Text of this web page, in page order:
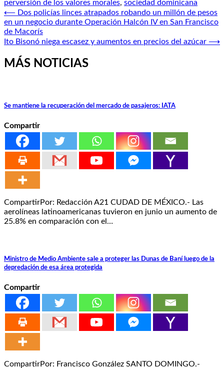
perversión de los valores morales, sociedad dominicana
Navegación
de
entradas
⟵ Dos policías linces atrapados robando un millón de pesos
en un negocio durante Operación Halcón IV en San Francisco
de Macorís
Ito Bisonó niega escasez y aumentos en precios del azúcar ⟶
MÁS NOTICIAS
Se mantiene la recuperación del mercado de pasajeros: IATA
Compartir
CompartirPor: Redacción A21 CUDAD DE MÉXICO.- Las
aerolíneas latinoamericanas tuvieron en junio un aumento de
25.8% en comparación con el…
Ministro de Medio Ambiente sale a proteger las Dunas de Baní luego de la
depredación de esa área protegida
Compartir
CompartirPor: Francisco González SANTO DOMINGO.-